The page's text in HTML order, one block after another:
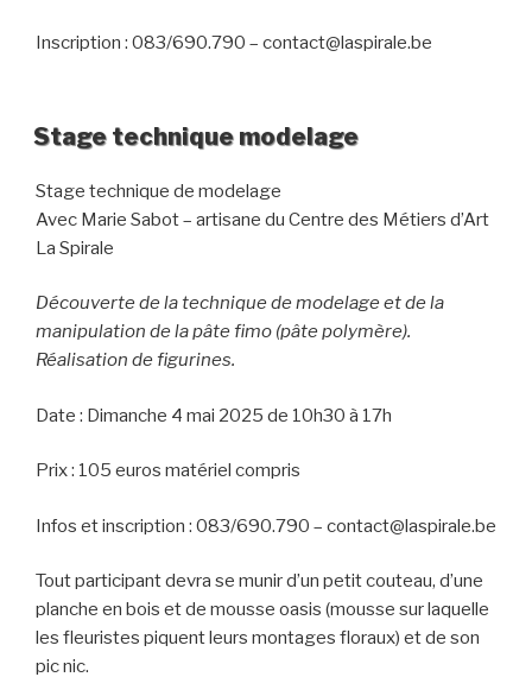
Inscription : 083/690.790 – contact@laspirale.be
Stage technique modelage
Stage technique de modelage
Avec Marie Sabot – artisane du Centre des Métiers d’Art
La Spirale
Découverte de la technique de modelage et de la
manipulation de la pâte fimo (pâte polymère).
Réalisation de figurines.
Date : Dimanche 4 mai 2025 de 10h30 à 17h
Prix : 105 euros matériel compris
Infos et inscription : 083/690.790 – contact@laspirale.be
Tout participant devra se munir d’un petit couteau, d’une
planche en bois et de mousse oasis (mousse sur laquelle
les fleuristes piquent leurs montages floraux) et de son
pic nic.